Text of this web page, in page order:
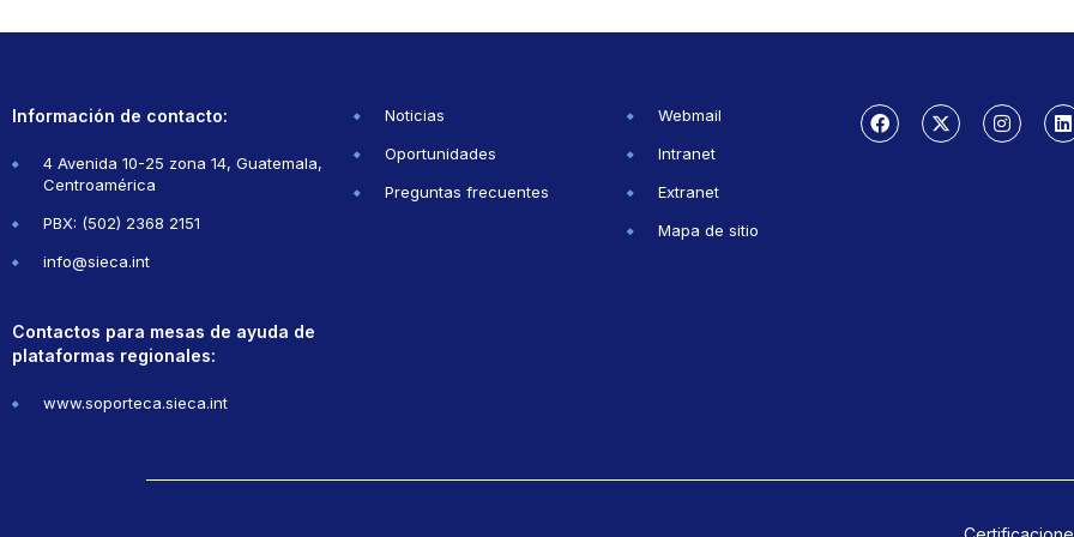
Información de contacto:
4 Avenida 10-25 zona 14, Guatemala,
Centroamérica
PBX: (502) 2368 2151
info@sieca.int
Contactos para mesas de ayuda de
plataformas regionales:
www.soporteca.sieca.int
Noticias
Oportunidades
Preguntas frecuentes
Webmail
Intranet
Extranet
Mapa de sitio